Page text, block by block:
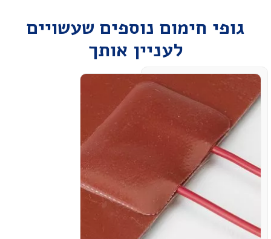
גופי חימום נוספים שעשויים
לעניין אותך